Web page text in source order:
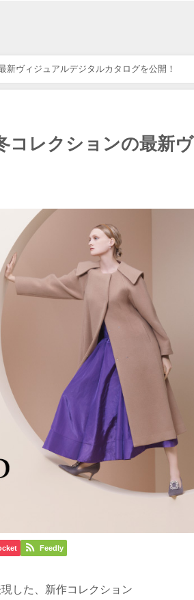
新ヴィジュアルデジタルカタログを公開！
コレクションの最新ヴ
Feedly
した、新作コレクション